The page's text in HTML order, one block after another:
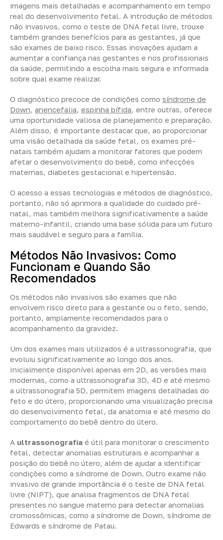
imagens mais detalhadas e acompanhamento em tempo
real do desenvolvimento fetal. A introdução de métodos
não invasivos, como o teste de DNA fetal livre, trouxe
também grandes benefícios para as gestantes, já que
são exames de baixo risco. Essas inovações ajudam a
aumentar a confiança nas gestantes e nos profissionais
da saúde, permitindo a escolha mais segura e informada
sobre qual exame realizar.
O diagnóstico precoce de condições como síndrome de
Down, anencefalia, espinha bífida, entre outras, oferece
uma oportunidade valiosa de planejamento e preparação.
Além disso, é importante destacar que, ao proporcionar
uma visão detalhada da saúde fetal, os exames pré-
natais também ajudam a monitorar fatores que podem
afetar o desenvolvimento do bebê, como infecções
maternas, diabetes gestacional e hipertensão.
O acesso a essas tecnologias e métodos de diagnóstico,
portanto, não só aprimora a qualidade do cuidado pré-
natal, mas também melhora significativamente a saúde
materno-infantil, criando uma base sólida para um futuro
mais saudável e seguro para a família.
Métodos Não Invasivos: Como
Funcionam e Quando São
Recomendados
Os métodos não invasivos são exames que não
envolvem risco direto para a gestante ou o feto, sendo,
portanto, amplamente recomendados para o
acompanhamento da gravidez.
Um dos exames mais utilizados é a ultrassonografia, que
evoluiu significativamente ao longo dos anos.
Inicialmente disponível apenas em 2D, as versões mais
modernas, como a ultrassonografia 3D, 4D e até mesmo
a ultrassonografia 5D, permitem imagens detalhadas do
feto e do útero, proporcionando uma visualização precisa
do desenvolvimento fetal, da anatomia e até mesmo do
comportamento do bebê dentro do útero.
A ultrassonografia é útil para monitorar o crescimento
fetal, detectar anomalias estruturais e acompanhar a
posição do bebê no útero, além de ajudar a identificar
condições como a síndrome de Down. Outro exame não
invasivo de grande importância é o teste de DNA fetal
livre (NIPT), que analisa fragmentos de DNA fetal
presentes no sangue materno para detectar anomalias
cromossômicas, como a síndrome de Down, síndrome de
Edwards e síndrome de Patau.